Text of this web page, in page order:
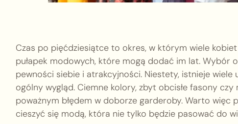
Czas po pięćdziesiątce to okres, w którym wiele
pułapek modowych, które mogą dodać im lat.
pewności siebie i atrakcyjności. Niestety, istnieje
ogólny wygląd. Ciemne kolory, zbyt obcisłe fasony
poważnym błędem w doborze garderoby. Warto
cieszyć się modą, która nie tylko będzie pasować do